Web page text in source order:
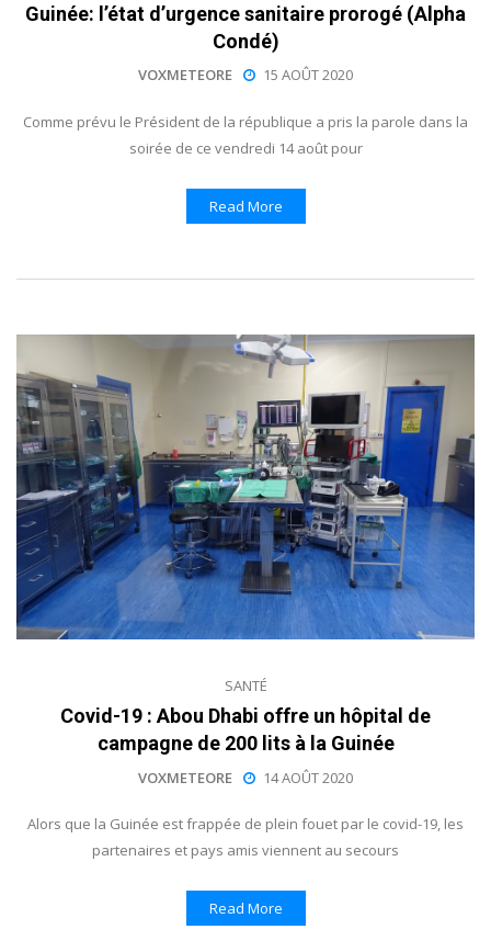
Guinée: l’état d’urgence sanitaire prorogé (Alpha
Condé)
VOXMETEORE 15 AOÛT 2020
Comme prévu le Président de la république a pris la parole dans la
soirée de ce vendredi 14 août pour
Read More
SANTÉ
Covid-19 : Abou Dhabi offre un hôpital de
campagne de 200 lits à la Guinée
VOXMETEORE 14 AOÛT 2020
Alors que la Guinée est frappée de plein fouet par le covid-19, les
partenaires et pays amis viennent au secours
Read More